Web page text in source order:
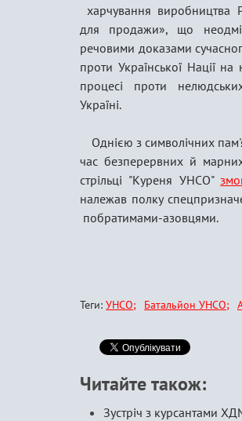
харчування
для продажи», що
речовими доказами
проти Української Нації
процесі проти
Україні.
Однією з символічних
час безперервних й
стрільці "Куреня УНСО"
належав полку
побратимами-азовцями.
Теги: УНСО Батальйон УНСО
Читайте також:
Зустріч з курсантами